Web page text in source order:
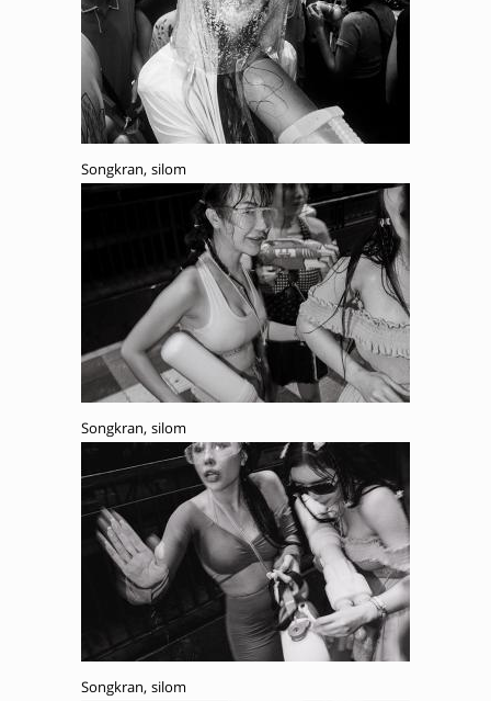
Songkran, silom
Songkran, silom
Songkran, silom